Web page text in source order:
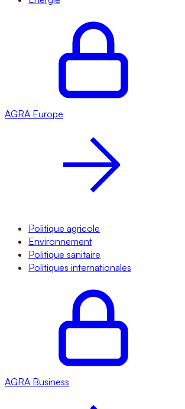
AGRA Europe
Politique agricole
Environnement
Politique sanitaire
Politiques internationales
AGRA Business